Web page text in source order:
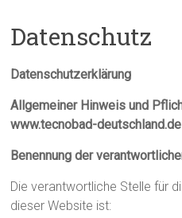
Datenschutz
Datenschutzerklärung
Allgemeiner Hinweis und
www.tecnobad-deutschland.de
Benennung der
Die verantwortliche Stelle für
dieser Website ist: